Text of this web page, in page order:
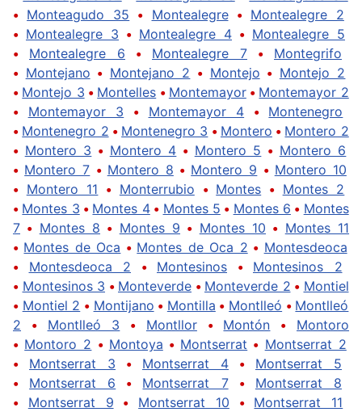
• Monteagudo 35 • Montealegre• Montealegre 2
• Montealegre 3 • Montealegre 4 • Montealegre 5
• Montealegre 6 • Montealegre 7 • Montegrifo
• Montejano • Montejano 2 • Montejo • Montejo 2
• Montejo 3 • Montelles • Montemayor• Montemayor 2
• Montemayor 3 • Montemayor 4 • Montenegro
• Montenegro 2 • Montenegro 3 • Montero • Montero 2
• Montero 3 • Montero 4 • Montero 5 • Montero 6
• Montero 7 • Montero 8 • Montero 9 • Montero 10
• Montero 11 • Monterrubio • Montes • Montes 2
• Montes 3 • Montes 4• Montes 5 • Montes 6 • Montes
7 • Montes 8 • Montes 9 • Montes 10 • Montes 11
• Montes de Oca • Montes de Oca 2 • Montesdeoca
• Montesdeoca 2 • Montesinos • Montesinos 2
• Montesinos 3 • Monteverde • Monteverde 2 • Montiel
• Montiel 2 • Montijano • Montilla • Montlleó • Montlleó
2 • Montlleó 3 • Montllor• Montón • Montoro
• Montoro 2 • Montoya • Montserrat • Montserrat 2
• Montserrat 3 • Montserrat 4 • Montserrat 5
• Montserrat 6 • Montserrat 7• Montserrat 8
• Montserrat 9 • Montserrat 10 • Montserrat 11